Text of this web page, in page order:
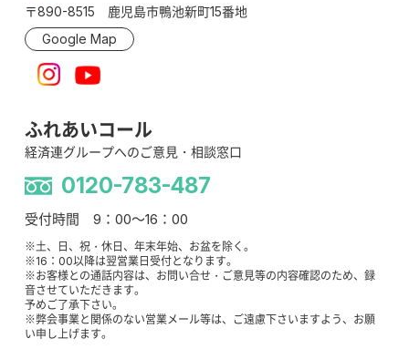
〒890-8515 鹿児島市鴨池新町15番地
Google Map
ふれあいコール
経済連グループへのご意見・相談窓口
0120-783-487
受付時間 9：00～16：00
※土、日、祝・休日、年末年始、お盆を除く。
※16：00以降は翌営業日受付となります。
※お客様との通話内容は、お問い合せ・ご意見等の内容確認のため、録
音させていただきます。
予めご了承下さい。
※弊会事業と関係のない営業メール等は、ご遠慮下さいますよう、お願
い申し上げます。